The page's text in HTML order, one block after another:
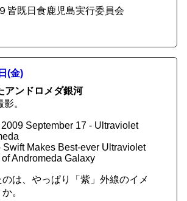
皆既日食鹿児島実行委員会
(金)
アンドロメダ銀河
。
September 17 - Ultraviolet
Swift Makes Best-ever Ultraviolet
of Andromeda Galaxy
は、やっぱり「紫」外線のイメ
。